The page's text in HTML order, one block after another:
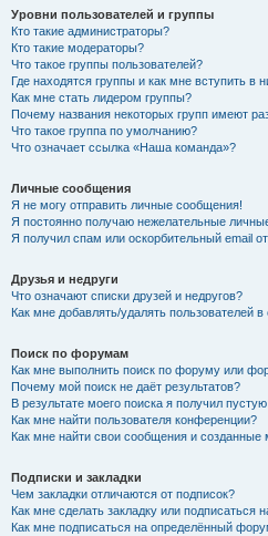
Уровни пользователей и группы
Кто такие администраторы?
Кто такие модераторы?
Что такое группы пользователей?
Где находятся группы и как мне вступить в
Как мне стать лидером группы?
Почему названия некоторых групп имеют
Что такое группа по умолчанию?
Что означает ссылка «Наша команда»?
Личные сообщения
Я не могу отправить личные сообщения!
Я постоянно получаю нежелательные
Я получил спам или оскорбительный email
Друзья и недруги
Что означают списки друзей и недругов?
Как мне добавлять/удалять пользователей
Поиск по форумам
Как мне выполнить поиск по форуму или
Почему мой поиск не даёт результатов?
В результате моего поиска я получил
Как мне найти пользователя конференции?
Как мне найти свои сообщения и
Подписки и закладки
Чем закладки отличаются от подписок?
Как мне сделать закладку или подписаться
Как мне подписаться на определённый